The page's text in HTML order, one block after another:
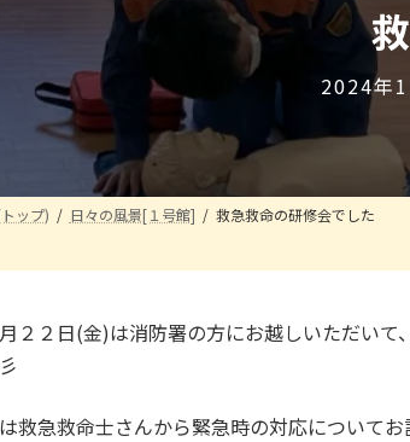
2024年
ップ) 日々の風景[１号館] 救急救命の研修会でした
２２日(金)は消防署の方にお越しいただい
救急救命士さんから緊急時の対応についてお